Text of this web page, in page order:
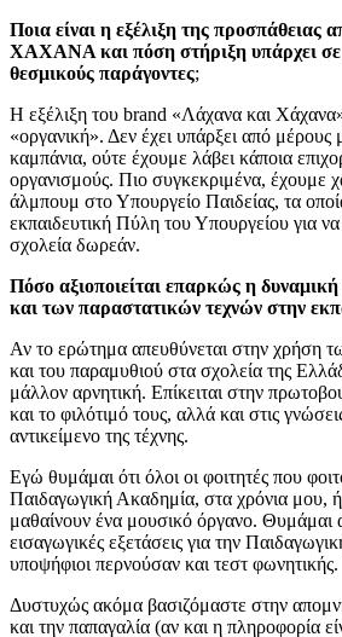
Ποια είναι η εξέλιξη της
ΧΑΧΑΝΑ και πόση στήριξη υπάρχει
θεσμικούς παράγοντες;
Η εξέλιξη του brand «Λάχανα και Χάχανα»
«οργανική». Δεν έχει υπάρξει από μέρους
καμπάνια, ούτε έχουμε λάβει κάποια
οργανισμούς. Πιο συγκεκριμένα, έχουμε
άλμπουμ στο Υπουργείο Παιδείας, τα
εκπαιδευτική Πύλη του Υπουργείου για
σχολεία δωρεάν.
Πόσο αξιοποιείται επαρκώς η
και των παραστατικών τεχνών στην
Αν το ερώτημα απευθύνεται στην χρήση
και του παραμυθιού στα σχολεία της
μάλλον αρνητική. Επίκειται στην
και το φιλότιμό τους, αλλά και στις
αντικείμενο της τέχνης.
Εγώ θυμάμαι ότι όλοι οι φοιτητές που
Παιδαγωγική Ακαδημία, στα χρόνια μου,
μαθαίνουν ένα μουσικό όργανο. Θυμάμαι
εισαγωγικές εξετάσεις για την
υποψήφιοι περνούσαν και τεστ φωνητικής.
Δυστυχώς ακόμα βασιζόμαστε στην
και την παπαγαλία (αν και η πληροφορία